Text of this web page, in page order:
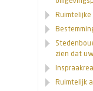
zien dat
Ruimtelijk